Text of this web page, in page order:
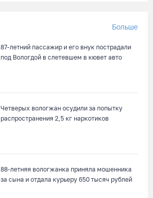
Больше
87-летний пассажир и его внук пострадали
под Вологдой в слетевшем в кювет авто
Четверых вологжан осудили за попытку
распространения 2,5 кг наркотиков
88-летняя вологжанка приняла мошенника
за сына и отдала курьеру 650 тысяч рублей